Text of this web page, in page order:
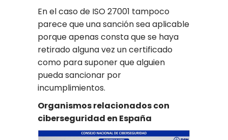
En el caso de ISO 27001 tampoco
parece que una sanción sea aplicable
porque apenas consta que se haya
retirado alguna vez un certificado
como para suponer que alguien
pueda sancionar por
incumplimientos.
Organismos relacionados con
ciberseguridad en España